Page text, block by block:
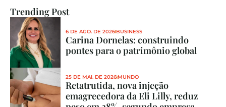
Trending Post
6 DE AGO. DE 2026 BUSINESS
Carina Dornelas: construindo
pontes para o patrimônio global
25 DE MAI. DE 2026 MUNDO
Retatrutida, nova injeção
emagrecedora da Eli Lilly, reduz